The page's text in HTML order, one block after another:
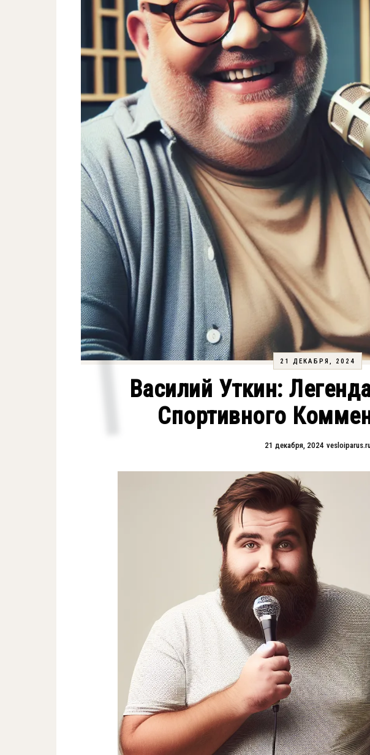
21 ДЕКАБРЯ, 2024
Василий Уткин:
Спортивного
21 декабря, 2024